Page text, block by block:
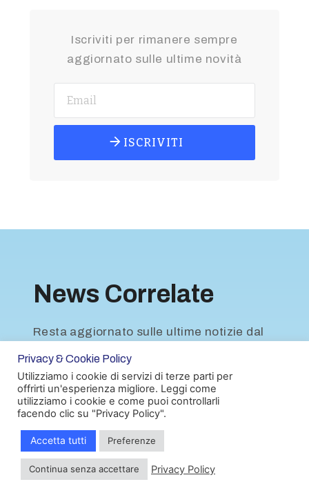
Iscriviti per rimanere sempre
aggiornato sulle ultime novità
ISCRIVITI
News Correlate
Resta aggiornato sulle ultime notizie dal
mondo delle associazioni.
LEGGI DI PIÙ
Privacy & Cookie Policy
Utilizziamo i cookie di servizi di terze parti per
offrirti un'esperienza migliore. Leggi come
utilizziamo i cookie e come puoi controllarli
facendo clic su "Privacy Policy".
Accetta tutti Preferenze
Continua senza accettare Privacy Policy
Hai bisogno di informazioni?